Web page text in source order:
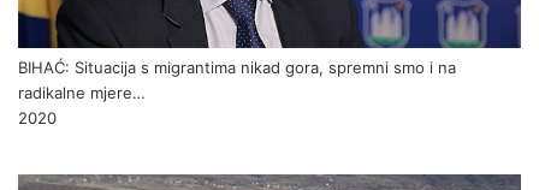
BIHAĆ: Situacija s migrantima nikad gora, spremni smo i na
radikalne mjere…
2020